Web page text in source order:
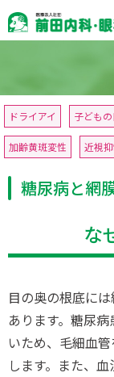
前田内科・眼科
ドライアイ 子ども
加齢黄斑変性 近視
糖尿病と網
な
目の奥の根底に
あります。糖尿
いため、毛細血
します。また、